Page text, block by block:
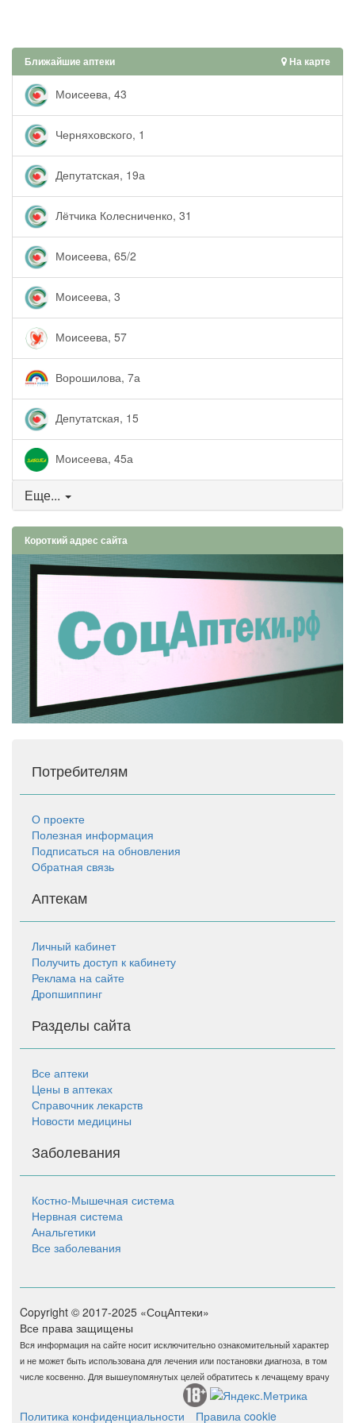
Ближайшие аптеки На карте
Моисеева, 43
Черняховского, 1
Депутатская, 19а
Лётчика Колесниченко, 31
Моисеева, 65/2
Моисеева, 3
Моисеева, 57
Ворошилова, 7а
Депутатская, 15
Моисеева, 45а
Еще...
Короткий адрес сайта
Потребителям
О проекте
Полезная информация
Подписаться на обновления
Обратная связь
Аптекам
Личный кабинет
Получить доступ к кабинету
Реклама на сайте
Дропшиппинг
Разделы сайта
Все аптеки
Цены в аптеках
Справочник лекарств
Новости медицины
Заболевания
Костно-Мышечная система
Нервная система
Анальгетики
Все заболевания
Copyright © 2017-2025 «СоцАптеки»
Все права защищены
Вся информация на сайте носит исключительно ознакомительный характер
и не может быть использована для лечения или постановки диагноза, в том
числе косвенно. Для вышеупомянутых целей обратитесь к лечащему врачу
Политика конфиденциальности Правила cookie